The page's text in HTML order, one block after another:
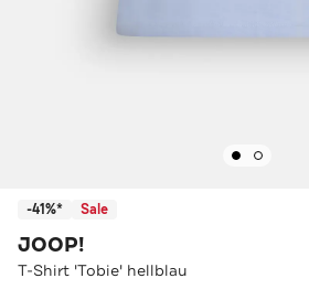
-41%* Sale
JOOP!
T-Shirt 'Tobie' hellblau